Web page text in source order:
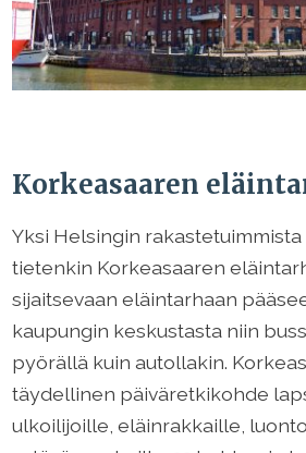
Korkeasaaren
Yksi Helsingin
tietenkin Korkeasaaren
sijaitsevaan eläintarhaan
kaupungin keskustasta niin
pyörällä kuin autollakin.
täydellinen päiväretkikohde
ulkoilijoille, eläinrakkaille,